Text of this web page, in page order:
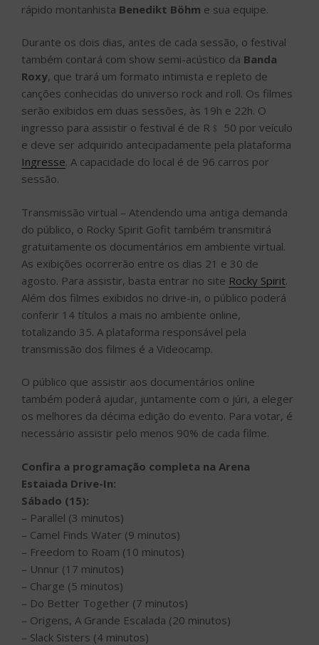
rápido montanhista Benedikt Böhm e sua equipe.
Durante os dois dias, antes de cada sessão, o festival
também contará com show semi-acústico da Banda
Roxy, que trará um formato intimista e repleto de
canções conhecidas do universo rock and roll. Os filmes
serão exibidos em duas sessões, às 19h e 22h. O
ingresso para assistir o festival é de R﹩ 50 por veículo
e deve ser adquirido antecipadamente pela plataforma
Ingresse. A capacidade do local é de 96 carros por
sessão.
Transmissão virtual – Atendendo uma antiga demanda
do público, o Rocky Spirit Gofit também transmitirá
gratuitamente os documentários em ambiente virtual.
As exibições ocorrerão entre os dias 21 e 30 de
agosto. Para assistir, basta entrar no site Rocky Spirit.
Além dos filmes exibidos no drive-in, o público poderá
conferir 14 títulos a mais no ambiente online,
totalizando 35. A plataforma responsável pela
transmissão dos filmes é a Videocamp.
O público que assistir aos documentários online
também poderá ajudar, juntamente com o júri, a eleger
os melhores da décima edição do evento. Para votar, é
necessário assistir pelo menos 90% de cada filme.
Confira a programação completa na Arena
Estaiada Drive-In:
Sábado (15):
– Parallel (3 minutos)
– Camel Finds Water (9 minutos)
– Freedom to Roam (10 minutos)
– Unnur (17 minutos)
– Charge (5 minutos)
– Do Better Together (7 minutos)
– Origens, A Grande Escalada (20 minutos)
– Slack Sisters (4 minutos)